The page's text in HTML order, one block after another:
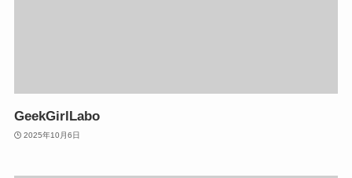
GeekGirlLabo
2025年10月6日